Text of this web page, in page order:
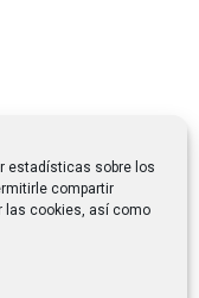
estadísticas sobre los
compartir
las cookies, así como